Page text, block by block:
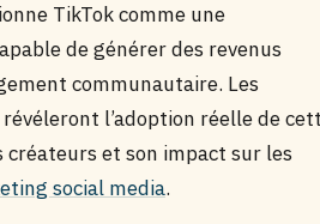
TikTok comme une
de générer des revenus
communautaire. Les
l’adoption réelle de
et son impact sur les
social media.